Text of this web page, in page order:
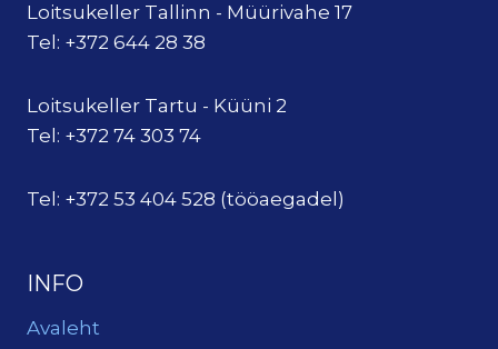
Loitsukeller Tallinn - Müürivahe 17
Tel: +372 644 28 38
Loitsukeller Tartu - Küüni 2
Tel: +372 74 303 74
Tel: +372 53 404 528 (tööaegadel)
INFO
Avaleht